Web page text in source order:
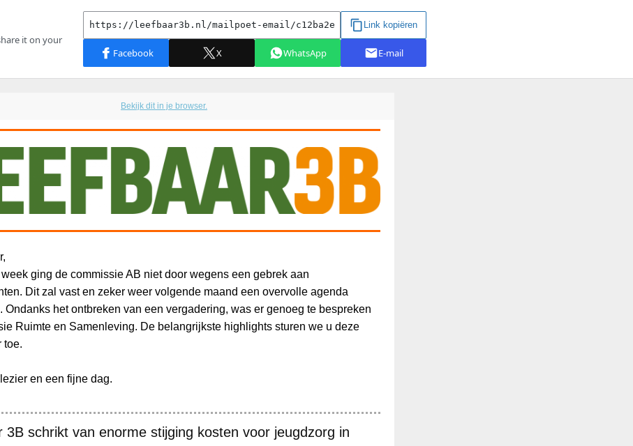
Bekijk dit in je browser.
ging de commissie AB niet door wegens een gebrek aan
Dit zal vast en zeker weer volgende maand een overvolle agenda
Ondanks het ontbreken van een vergadering, was er genoeg te bespreken
Ruimte en Samenleving. De belangrijkste highlights sturen we u deze
toe.
en een fijne dag.
3B schrikt van enorme stijging kosten voor jeugdzorg in